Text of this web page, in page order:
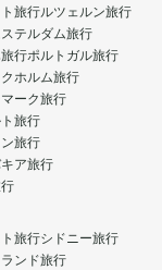
旅行ルツェルン旅行
テルダム旅行
行ポルトガル旅行
ホルム旅行
ーク旅行
旅行
旅行
ア旅行
旅行シドニー旅行
ンド旅行